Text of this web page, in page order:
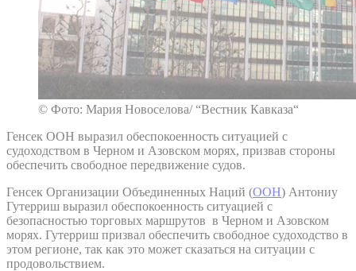
© Фото: Мария Новоселова/ “Вестник Кавказа“
Генсек ООН выразил обеспокоенность ситуацией с
судоходством в Черном и Азовском морях, призвав стороны
обеспечить свободное передвижение судов.
Генсек Организации Объединенных Наций (ООН) Антониу
Гутерриш выразил обеспокоенность ситуацией с
безопасностью торговых маршрутов в Черном и Азовском
морях. Гутерриш призвал обеспечить свободное судоходство в
этом регионе, так как это может сказаться на ситуации с
продовольствием.